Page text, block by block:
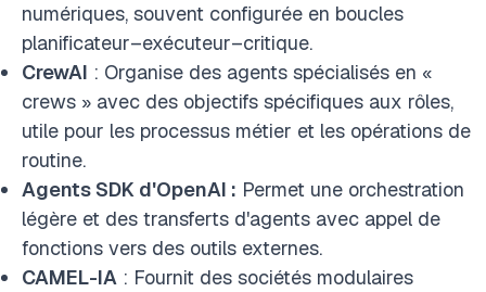
numériques, souvent configurée en boucles
planificateur–exécuteur–critique.
CrewAI : Organise des agents spécialisés en «
crews » avec des objectifs spécifiques aux rôles,
utile pour les processus métier et les opérations de
routine.
Agents SDK d'OpenAI : Permet une orchestration
légère et des transferts d'agents avec appel de
fonctions vers des outils externes.
CAMEL-IA : Fournit des sociétés modulaires